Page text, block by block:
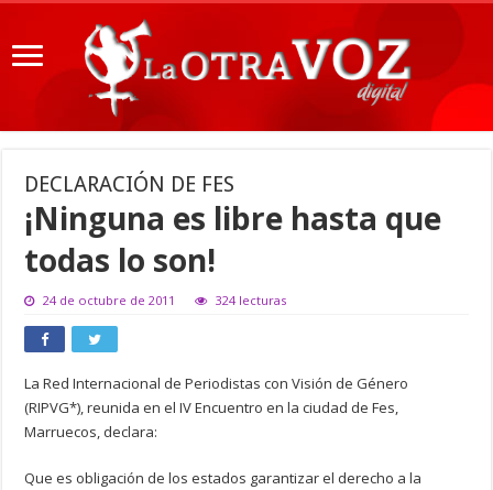
DECLARACIÓN DE FES
¡Ninguna es libre hasta que
todas lo son!
24 de octubre de 2011 324 lecturas
La Red Internacional de Periodistas con Visión de Género
(RIPVG*), reunida en el IV Encuentro en la ciudad de Fes,
Marruecos, declara:
Que es obligación de los estados garantizar el derecho a la